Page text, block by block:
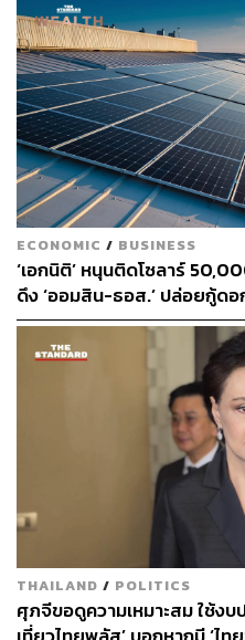
ABOUT
THE
กองบรรณ
ECONOMIC / BUSINESS
‘เอกนิติ’ หนุนติดโซลาร์
ดึง ‘ออมสิน-ธอส.’ ปล่อยกู้ดอ
ภายใน 1 เดือน
THAILAND / POLITICS
ศุภจีขอดูความเหมาะสม ใช้งบ